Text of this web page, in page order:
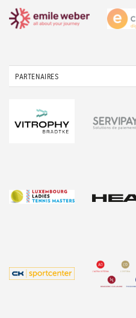
PARTENAIRES